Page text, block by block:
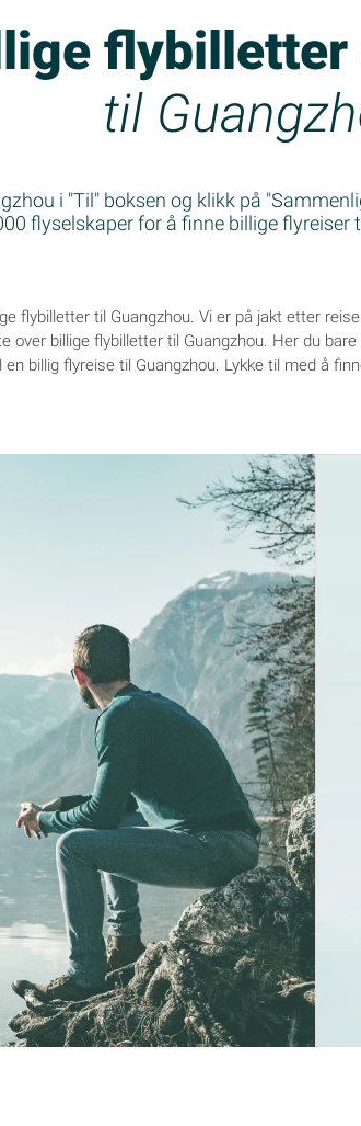
flybilletter
til
i "Til" boksen og klikk på
flyselskaper for å finne billige flyreiser
flybilletter til Guangzhou. Vi er på jakt etter
over billige flybilletter til Guangzhou. Her du
billig flyreise til Guangzhou. Lykke til med å